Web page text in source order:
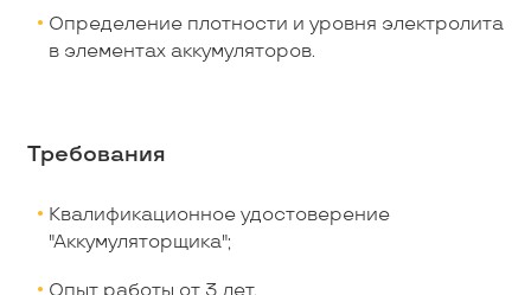
Определение плотности и уровня электролита
в элементах аккумуляторов.
Требования
Квалификационное удостоверение
"Аккумуляторщика";
Опыт работы от 3 лет.